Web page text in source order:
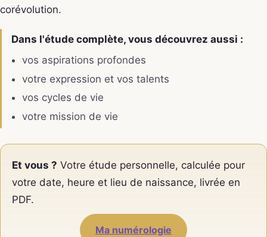
corévolution.
Dans l'étude complète, vous découvrez aussi :
vos aspirations profondes
votre expression et vos talents
vos cycles de vie
votre mission de vie
Et vous ? Votre étude personnelle, calculée pour
votre date, heure et lieu de naissance, livrée en
PDF.
Ma numérologie